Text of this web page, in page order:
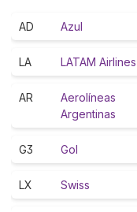
AD Azul
LA LATAM Airlines
AR
Aerolíneas
Argentinas
G3 Gol
LX Swiss